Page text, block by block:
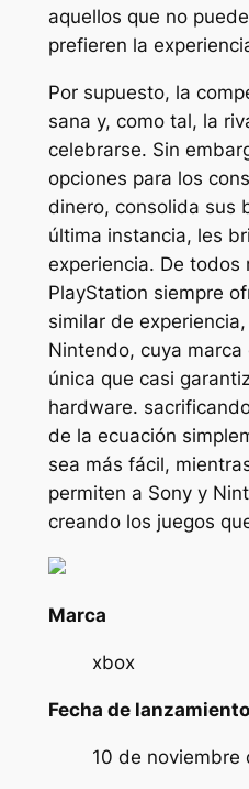
aquellos que no
prefieren la
Por supuesto, la
sana y, como tal, la
celebrarse. Sin
opciones para los
dinero, consolida sus
última instancia, les
experiencia. De todos
PlayStation siempre
similar de
Nintendo, cuya
única que casi
hardware.
de la ecuación
sea más fácil,
permiten a Sony y
creando los juegos
Marca
xbox
Fecha de
10 de noviembre